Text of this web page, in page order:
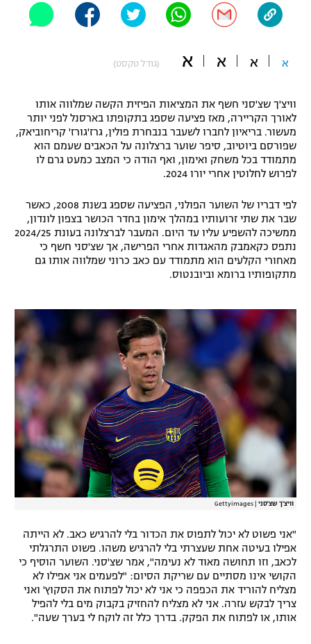
"מחצית בשכונה" – פודקאסט
משתתפים וזוכים בפרסים
תקנון משתתפים וזוכים בפרסים
תקנון עבור פעילות אלקטרה
תקנון עבור פעילות ספורט 1 – "מרלן"
טניס
גיימינג E-Sports
תנאי שימוש
מדיניות פרטיות
רשיון להקרנה פומבית לבית עסק
הצטרפות לחבילת הערוצים
לוח דרושים – ג'ובנט
תגיות
המגזין
אופניים
ספורט מוטורי
פוטבול אמריקאי NFL
בייסבול MLB
אומנויות לחימה
גיימינג E-Sports
א א א א (גודל טקסט)
וויצ'ך שצ'סני חשף את המציאות הפיזית הקשה שמלווה אותו
לאורך הקריירה, מאז פציעה שספג בתקופתו בארסנל לפני יותר
מעשור. בריאיון לחברו לשעבר בנבחרת פולין, גרז'גורז' קריחוביאק,
שפורסם ביוטיוב, סיפר שוער ברצלונה על הכאבים שעמם הוא
מתמודד בכל משחק ואימון, ואף הודה כי המצב כמעט גרם לו
לפרוש לחלוטין אחרי יורו 2024.
לפי דבריו של השוער הפולני, הפציעה שספג בשנת 2008, כאשר
שבר את שתי זרועותיו במהלך אימון בחדר הכושר בצפון לונדון,
ממשיכה להשפיע עליו עד היום. המעבר לברצלונה בעונת 2024/25
נתפס כקאמבק מהאגדות אחרי הפרישה, אך שצ'סני חשף כי
מאחורי הקלעים הוא מתמודד עם כאב כרוני שמלווה אותו גם
מתקופותיו ברומא וביובנטוס.
וויצ'ך שצ'סני Gettyimages
"אני פשוט לא יכול לתפוס את הכדור בלי להרגיש כאב. לא הייתה
אפילו בעיטה אחת שעצרתי בלי להרגיש משהו. פשוט התרגלתי
לכאב, וזו תחושה מאוד לא נעימה", אמר שצ'סני. השוער הוסיף כי
הקושי אינו מסתיים עם שריקת הסיום: "לפעמים אני אפילו לא
מצליח להוריד את הכפפה כי אני לא יכול לפתוח את הסקוץ' ואני
צריך לבקש עזרה. אני לא מצליח להחזיק בקבוק מים בלי להפיל
אותו, או לפתוח את הפקק. בדרך כלל זה לוקח לי בערך שעה".